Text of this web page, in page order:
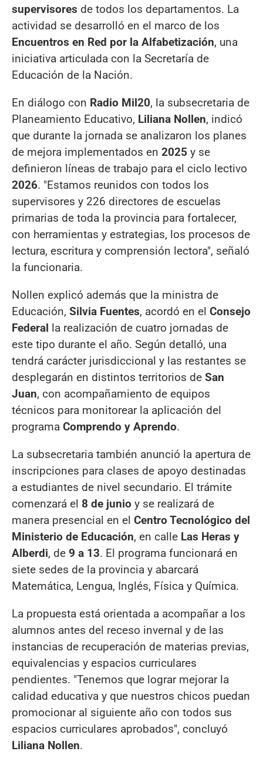
supervisores de todos los departamentos. La
actividad se desarrolló en el marco de los
Encuentros en Red por la Alfabetización, una
iniciativa articulada con la Secretaría de
Educación de la Nación.
En diálogo con Radio Mil20, la subsecretaria de
Planeamiento Educativo, Liliana Nollen, indicó
que durante la jornada se analizaron los planes
de mejora implementados en 2025 y se
definieron líneas de trabajo para el ciclo lectivo
2026. "Estamos reunidos con todos los
supervisores y 226 directores de escuelas
primarias de toda la provincia para fortalecer,
con herramientas y estrategias, los procesos de
lectura, escritura y comprensión lectora", señaló
la funcionaria.
Nollen explicó además que la ministra de
Educación, Silvia Fuentes, acordó en el Consejo
Federal la realización de cuatro jornadas de
este tipo durante el año. Según detalló, una
tendrá carácter jurisdiccional y las restantes se
desplegarán en distintos territorios de San
Juan, con acompañamiento de equipos
técnicos para monitorear la aplicación del
programa Comprendo y Aprendo.
La subsecretaria también anunció la apertura de
inscripciones para clases de apoyo destinadas
a estudiantes de nivel secundario. El trámite
comenzará el 8 de junio y se realizará de
manera presencial en el Centro Tecnológico del
Ministerio de Educación, en calle Las Heras y
Alberdi, de 9 a 13. El programa funcionará en
siete sedes de la provincia y abarcará
Matemática, Lengua, Inglés, Física y Química.
La propuesta está orientada a acompañar a los
alumnos antes del receso invernal y de las
instancias de recuperación de materias previas,
equivalencias y espacios curriculares
pendientes. "Tenemos que lograr mejorar la
calidad educativa y que nuestros chicos puedan
promocionar al siguiente año con todos sus
espacios curriculares aprobados", concluyó
Liliana Nollen.